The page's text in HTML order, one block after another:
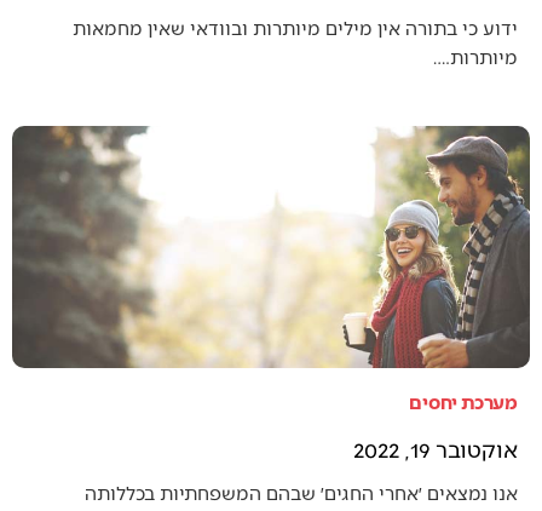
ידוע כי בתורה אין מילים מיותרות ובוודאי שאין מחמאות
מיותרות.…
מערכת יחסים
אוקטובר 19, 2022
אנו נמצאים ׳אחרי החגים׳ שבהם המשפחתיות בכללותה